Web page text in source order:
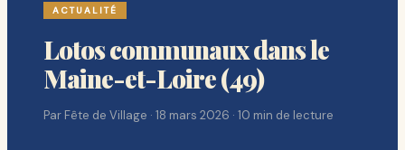
ACTUALITÉ
Lotos communaux dans le
Maine-et-Loire (49)
Par Fête de Village · 18 mars 2026 · 10 min de lecture